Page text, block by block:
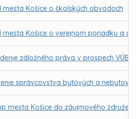
mesta Košice o školských obvodoch
mesta Košice o verejnom poriadku a
záložného práva v prospech VÚB,
správcovstva bytových a
mesta Košice do záujmového